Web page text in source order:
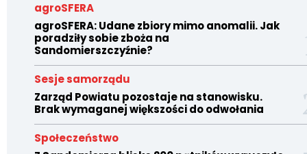
agroSFERA
agroSFERA: Udane zbiory mimo anomalii. Jak
poradziły sobie zboża na
Sandomierszczyźnie?
Sesje samorządu
Zarząd Powiatu pozostaje na stanowisku.
Brak wymaganej większości do odwołania
Społeczeństwo